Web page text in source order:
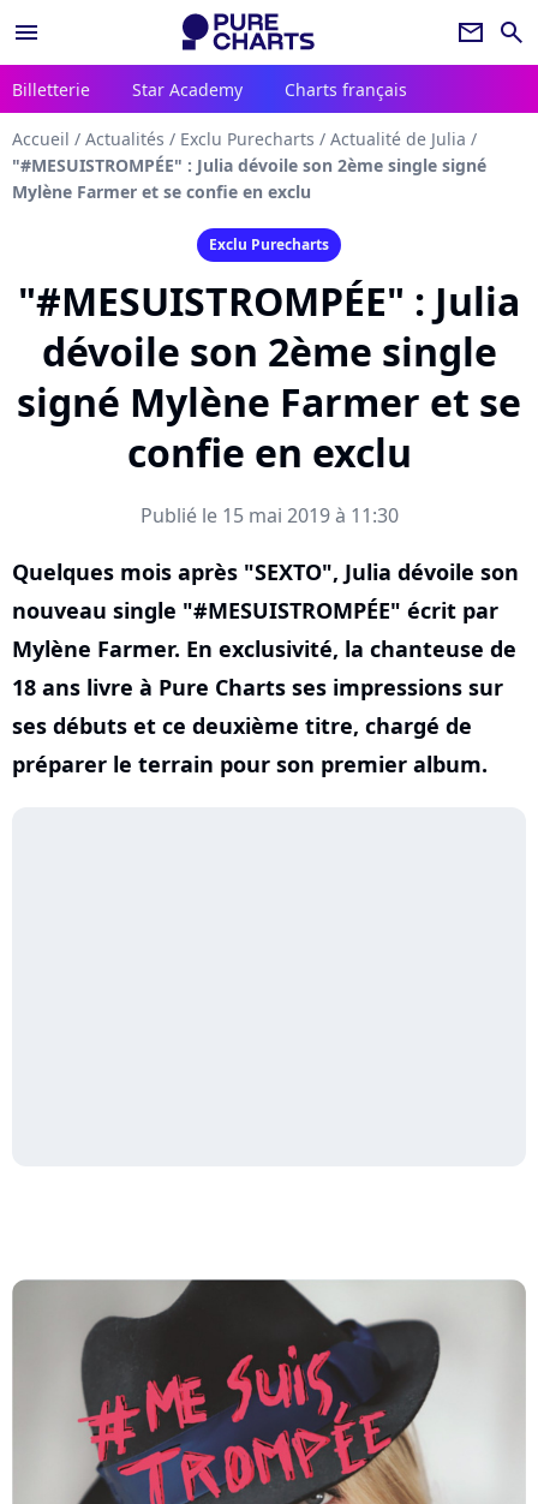
menu newsletter search
Billetterie Star Academy Charts français
Accueil / Actualités / Exclu Purecharts / Actualité de Julia /
"#MESUISTROMPÉE" : Julia dévoile son 2ème single signé
Mylène Farmer et se confie en exclu
Exclu Purecharts
"#MESUISTROMPÉE" : Julia
dévoile son 2ème single
signé Mylène Farmer et se
confie en exclu
Publié le 15 mai 2019 à 11:30
Quelques mois après "SEXTO", Julia dévoile son
nouveau single "#MESUISTROMPÉE" écrit par
Mylène Farmer. En exclusivité, la chanteuse de
18 ans livre à Pure Charts ses impressions sur
ses débuts et ce deuxième titre, chargé de
préparer le terrain pour son premier album.